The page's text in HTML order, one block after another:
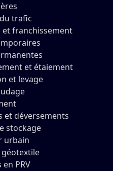
trafic
et franchissement
et étaiement
et levage
et déversements
stockage
urbain
géotextile
PRV